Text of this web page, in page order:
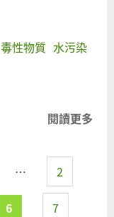
毒性物質 水污染
閱讀更多
… 2
6 7